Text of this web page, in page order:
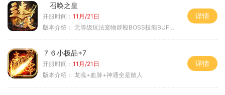
召唤之皇
开服时间： 11月/21日
版本介绍： 无等级玩法宠物群殴BOSS技能BUFF铭文B
详情
７６小极品+7
开服时间： 11月/21日
版本介绍： 龙魂+血脉+神通全是散人
详情